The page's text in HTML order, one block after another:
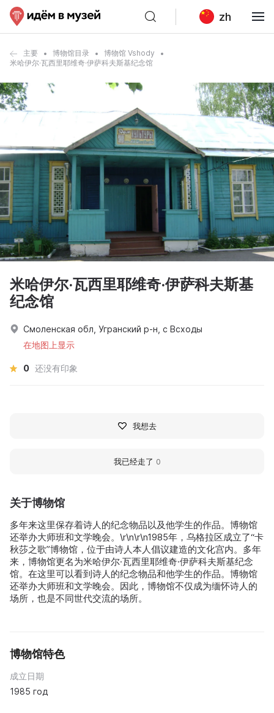
zh
主要 博物馆目录
博物馆 Vshody
米哈伊尔·瓦西里耶维奇·伊萨科夫斯基纪念馆
关于博物馆
多年来这里保存着诗人的纪念物品以及他学生的作品。博物馆
还举办大师班和文学晚会。\r\n\r\n1985年，乌格拉区成立了“卡
秋莎之歌”博物馆，位于由诗人本人倡议建造的文化宫内。多年
来，博物馆更名为米哈伊尔·瓦西里耶维奇·伊萨科夫斯基纪念
馆。在这里可以看到诗人的纪念物品和他学生的作品。博物馆
还举办大师班和文学晚会。因此，博物馆不仅成为缅怀诗人的
场所，也是不同世代交流的场所。
博物馆特色
成立日期
1985 год
米哈伊尔·瓦西里耶维奇·伊萨科夫斯基
纪念馆
Смоленская обл, Угранский р-н, с Всходы
在地图上显示
0 还没有印象
我想去
我已经走了 0